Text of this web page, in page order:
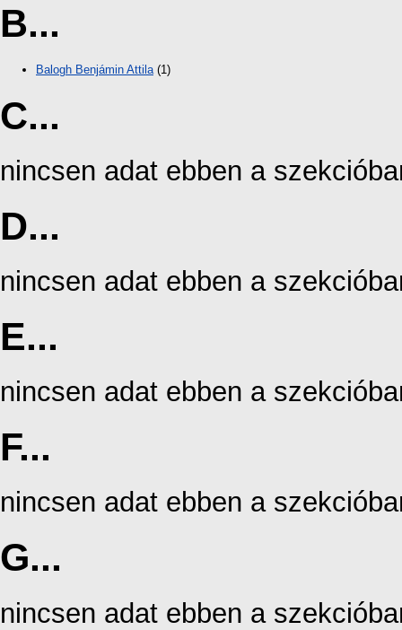
B...
Balogh Benjámin Attila(1)
C...
nincsen adat ebben a
D...
nincsen adat ebben a
E...
nincsen adat ebben a
F...
nincsen adat ebben a
G...
nincsen adat ebben a